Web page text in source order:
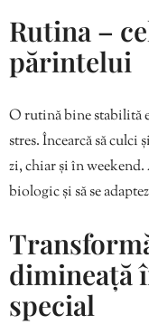
Rutina –
părintelui
O rutină bine stabilită
stres. Încearcă să culci
zi, chiar și în weekend.
biologic și să se
special